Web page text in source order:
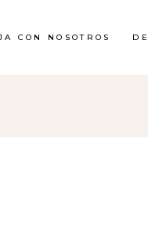
CON NOSOTROS